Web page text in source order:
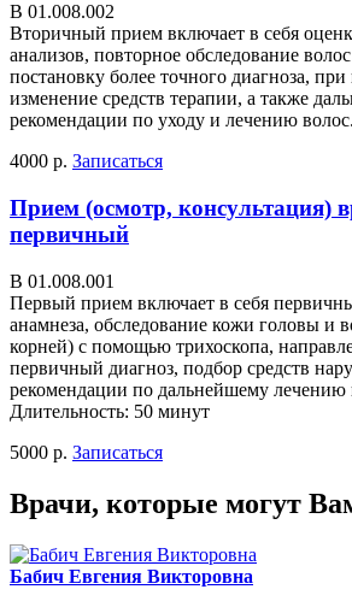
В 01.008.002
Вторичный прием включает в себя
анализов, повторное обследование
постановку более точного диагноза,
изменение средств терапии, а также
рекомендации по уходу и лечению волос.
4000 р. Записаться
Прием (осмотр, консультация)
первичный
В 01.008.001
Первый прием включает в себя
анамнеза, обследование кожи головы и
корней) с помощью трихоскопа,
первичный диагноз, подбор средств
рекомендации по дальнейшему лечению
Длительность: 50 минут
5000 р. Записаться
Врачи, которые могут
Бабич Евгения Викторовна